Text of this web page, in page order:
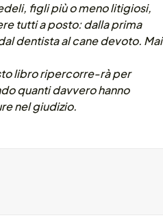
figli più o meno litigiosi,
tutti a posto: dalla prima
dentista al cane devoto. Mai
libro ripercorre-rà per
quanti davvero hanno
nel giudizio.